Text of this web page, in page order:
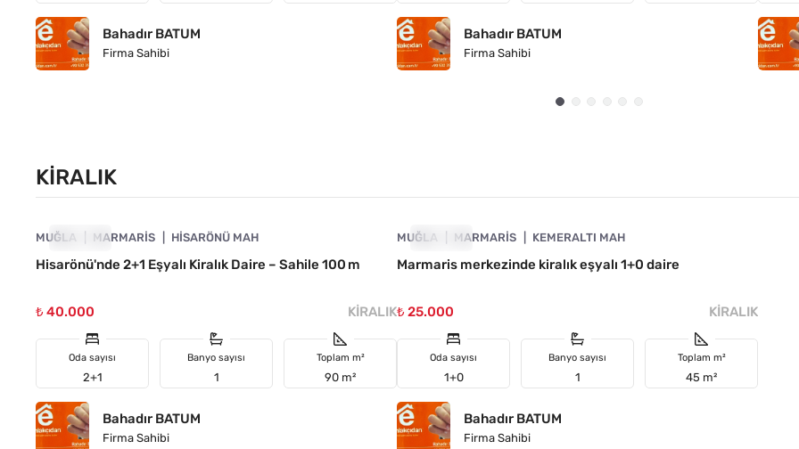
Bahadır BATUM
Firma Sahibi
Bahadır BATUM
Firma Sahibi
KIRALIK
KIRALIK
MUĞLA MARMARIS HISARÖNÜ MAH
Hisarönü'nde 2+1 Eşyalı Kiralık Daire – Sahile 100 m
₺ 40.000 KIRALIK
Oda sayısı
2+1
Banyo sayısı
1
Toplam m²
90 m²
Bahadır BATUM
Firma Sahibi
KIRALIK
MUĞLA MARMARIS KEMERALTI MAH
Marmaris merkezinde kiralık eşyalı 1+0 daire
₺ 25.000 KIRALIK
Oda sayısı
1+0
Banyo sayısı
1
Toplam m²
45 m²
Bahadır BATUM
Firma Sahibi